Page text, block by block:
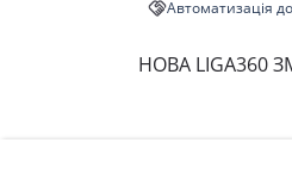
Автоматизація
НОВА LIGA360